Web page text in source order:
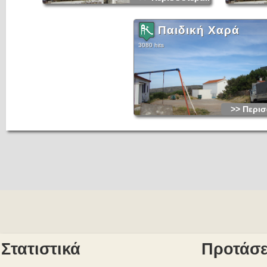
Παιδική Χαρά
3080 hits
>>
Στατιστικά